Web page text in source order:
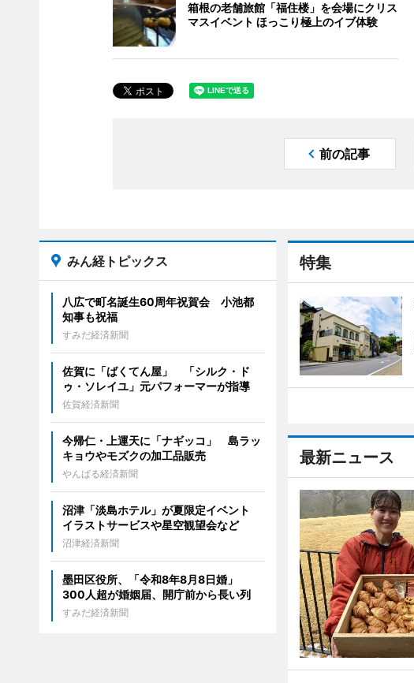
箱根の老舗旅館「福住楼」を会場にクリス
マスイベント ほっこり極上のイブ体験
前の記事
特集
最新ニュース
みん経トピックス
八広で町名誕生60周年祝賀会 小池都
知事も祝福
すみだ経済新聞
佐賀に「ばくてん屋」 「シルク・ド
ゥ・ソレイユ」元パフォーマーが指導
佐賀経済新聞
今帰仁・上運天に「ナギッコ」 島ラッ
キョウやモズクの加工品販売
やんばる経済新聞
沼津「淡島ホテル」が夏限定イベント
イラストサービスや星空観望会など
沼津経済新聞
墨田区役所、「令和8年8月8日婚」
300人超が婚姻届、開庁前から長い列
すみだ経済新聞